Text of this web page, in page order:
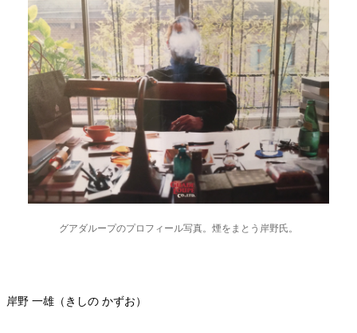
グアダループのプロフィール写真。煙をまとう岸野氏。
岸野 一雄（きしの かずお）